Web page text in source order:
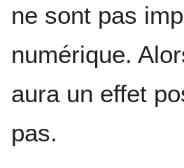
ne sont pas
numérique.
aura un effet
pas.